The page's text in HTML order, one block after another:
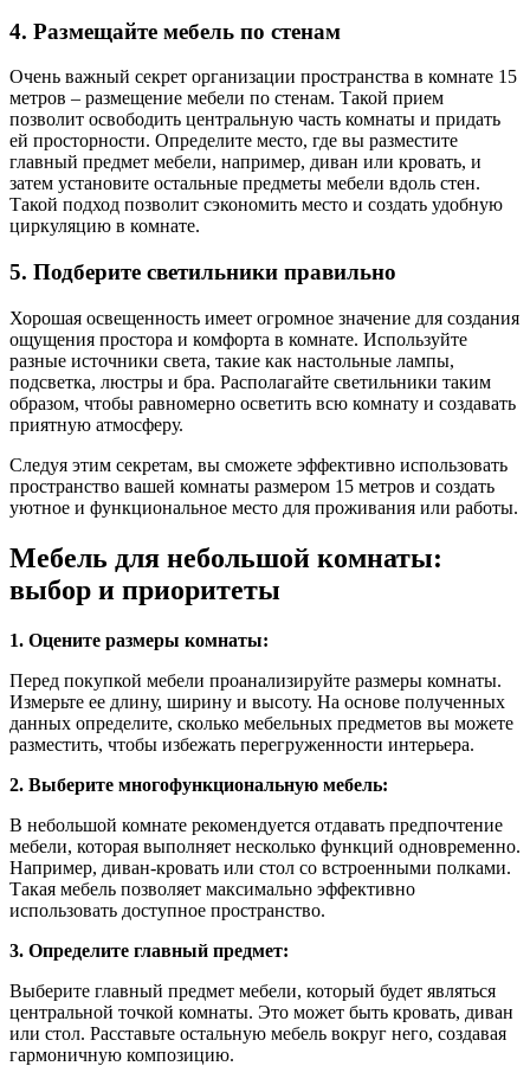
4. Размещайте мебель по стенам
Очень важный секрет организации пространства в комнате 15
метров – размещение мебели по стенам. Такой прием
позволит освободить центральную часть комнаты и придать
ей просторности. Определите место, где вы разместите
главный предмет мебели, например, диван или кровать, и
затем установите остальные предметы мебели вдоль стен.
Такой подход позволит сэкономить место и создать удобную
циркуляцию в комнате.
5. Подберите светильники правильно
Хорошая освещенность имеет огромное значение для создания
ощущения простора и комфорта в комнате. Используйте
разные источники света, такие как настольные лампы,
подсветка, люстры и бра. Располагайте светильники таким
образом, чтобы равномерно осветить всю комнату и создавать
приятную атмосферу.
Следуя этим секретам, вы сможете эффективно использовать
пространство вашей комнаты размером 15 метров и создать
уютное и функциональное место для проживания или работы.
Мебель для небольшой комнаты:
выбор и приоритеты
1. Оцените размеры комнаты:
Перед покупкой мебели проанализируйте размеры комнаты.
Измерьте ее длину, ширину и высоту. На основе полученных
данных определите, сколько мебельных предметов вы можете
разместить, чтобы избежать перегруженности интерьера.
2. Выберите многофункциональную мебель:
В небольшой комнате рекомендуется отдавать предпочтение
мебели, которая выполняет несколько функций одновременно.
Например, диван-кровать или стол со встроенными полками.
Такая мебель позволяет максимально эффективно
использовать доступное пространство.
3. Определите главный предмет:
Выберите главный предмет мебели, который будет являться
центральной точкой комнаты. Это может быть кровать, диван
или стол. Расставьте остальную мебель вокруг него, создавая
гармоничную композицию.